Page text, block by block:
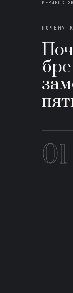
МЕРИНОС
ПОЧЕМУ
01